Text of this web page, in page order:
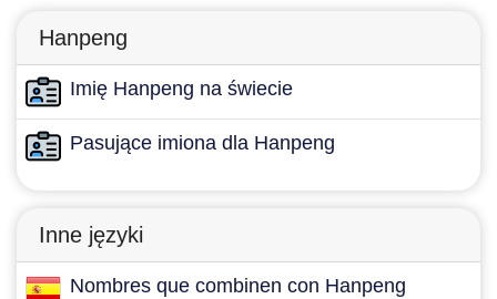
Hanpeng
Imię Hanpeng na świecie
Pasujące imiona dla Hanpeng
Inne języki
Nombres que combinen con Hanpeng